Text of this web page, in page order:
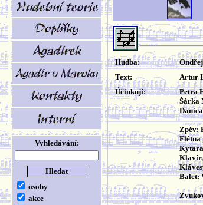
Vyhledávání:
osoby
akce
Hudba:
Text:
Artur
Účinkují:
Petra
Šárka
Zpěv:
Flétna
Klavír,
Balet: